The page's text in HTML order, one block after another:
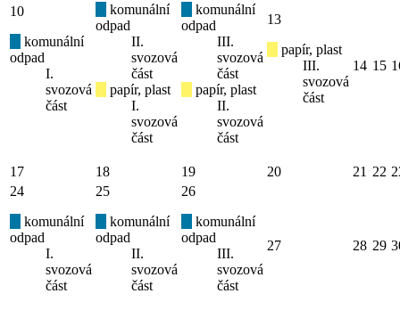
10
komunální
odpad
I.
svozová
část
komunální
odpad
II.
svozová
část
papír, plast
I.
svozová
část
komunální
odpad
III.
svozová
část
papír, plast
II.
svozová
část
13
papír, plast
III.
svozová
část
14 15
17 18 19 20 21 22
24
komunální
odpad
I.
svozová
část
25
komunální
odpad
II.
svozová
část
26
komunální
odpad
III.
svozová
část
27 28 29